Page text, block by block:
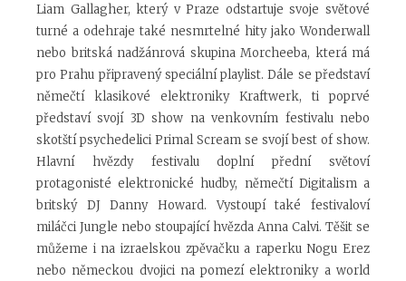
Liam Gallagher, který v Praze odstartuje svoje světové
turné a odehraje také nesmrtelné hity jako Wonderwall
nebo britská nadžánrová skupina Morcheeba, která má
pro Prahu připravený speciální playlist. Dále se představí
němečtí klasikové elektroniky Kraftwerk, ti poprvé
představí svojí 3D show na venkovním festivalu nebo
skotští psychedelici Primal Scream se svojí best of show.
Hlavní hvězdy festivalu doplní přední světoví
protagonisté elektronické hudby, němečtí Digitalism a
britský DJ Danny Howard. Vystoupí také festivaloví
miláčci Jungle nebo stoupající hvězda Anna Calvi. Těšit se
můžeme i na izraelskou zpěvačku a raperku Nogu Erez
nebo německou dvojici na pomezí elektroniky a world